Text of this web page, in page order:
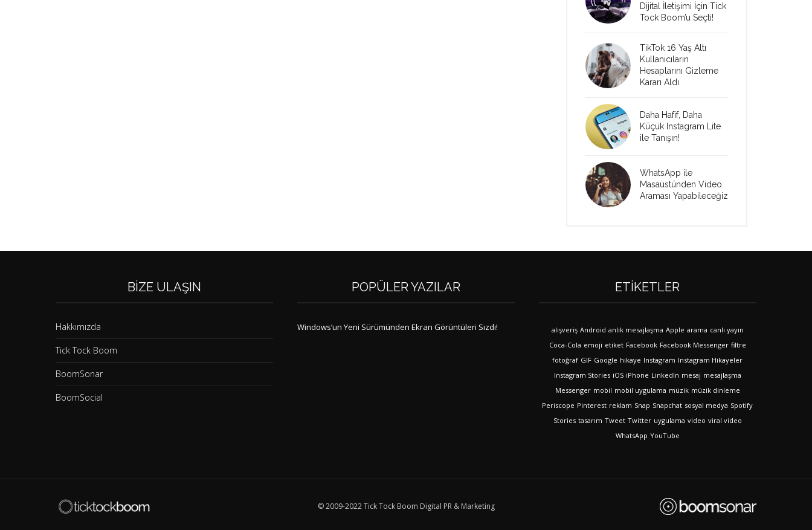
Dijital İletişimi İçin Tick
Tock Boom’u Seçti!
TikTok 16 Yaş Altı
Kullanıcıların
Hesaplarını Gizleme
Kararı Aldı
Daha Hafif, Daha
Küçük Instagram Lite
ile Tanışın!
WhatsApp ile
Masaüstünden Video
Araması Yapabileceğiz
BIZE ULAŞIN
Hakkımızda
Tick Tock Boom
BoomSonar
BoomSocial
POPÜLER YAZILAR
Windows’un Yeni Sürümünden Ekran Görüntüleri Sızdı!
ETIKETLER
alışveriş Android anlık mesajlaşma Apple arama canlı yayın
Coca-Cola emoji etiket Facebook Facebook Messenger filtre
fotoğraf GIF Google hikaye Instagram Instagram Hikayeler
Instagram Stories iOS iPhone LinkedIn mesaj mesajlaşma
Messenger mobil mobil uygulama müzik müzik dinleme
Periscope Pinterest reklam Snap Snapchat sosyal medya Spotify
Stories tasarım Tweet Twitter uygulama video viral video
WhatsApp YouTube
© 2009-2022 Tick Tock Boom Digital PR & Marketing